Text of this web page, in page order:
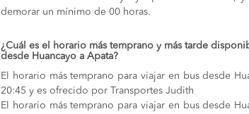
demorar un mínimo de 00 horas.
¿Cuál es el horario más temprano y más tarde
desde Huancayo a Apata?
El horario más temprano para viajar en bus desde
20:45 y es ofrecido por Transportes Judith
El horario más temprano para viajar en bus desde